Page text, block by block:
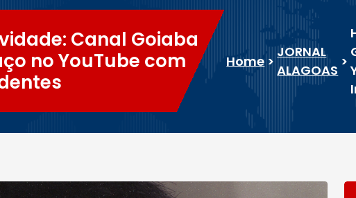
Canal Goiaba
no YouTube com
Home >
JORNAL
ALAGOAS
>